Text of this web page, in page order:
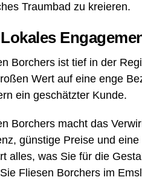
Traum­bad zu kreieren.
Loka­les
Bor­chers ist tief in der
Wert auf eine enge
ein geschätz­ter Kunde.
Bor­chers macht das
güns­ti­ge Prei­se und
alles, was Sie für die
Flie­sen Bor­chers im